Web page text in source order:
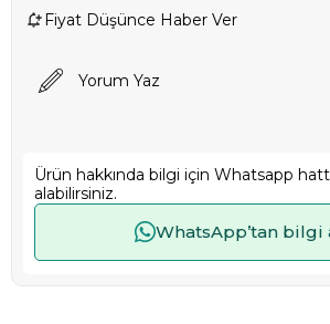
Fiyat Düşünce Haber Ver
Yorum Yaz
Ürün hakkında bilgi için Whatsapp
alabilirsiniz.
WhatsApp’tan bilgi